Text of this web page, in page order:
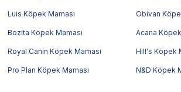
Luis Köpek Maması Obivan
Bozita Köpek Maması Acana
Royal Canin Köpek Maması Hill's Köpek
Pro Plan Köpek Maması N&D Köpek